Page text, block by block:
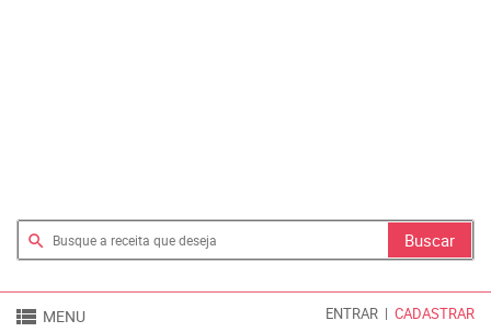
search
 MENU ENTRAR | CADASTRAR